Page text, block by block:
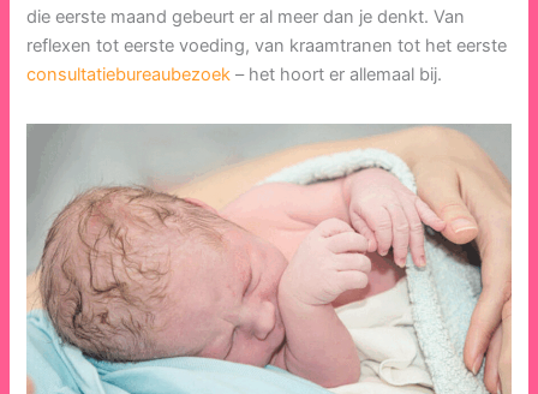
die eerste maand gebeurt er al meer dan je denkt. Van
reflexen tot eerste voeding, van kraamtranen tot het eerste
consultatiebureaubezoek – het hoort er allemaal bij.